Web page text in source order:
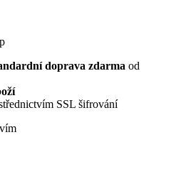
doprava zdarma od
SSL šifrování